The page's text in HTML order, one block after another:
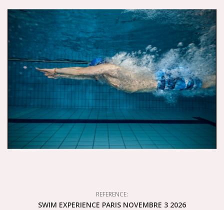
REFERENCE:
SWIM EXPERIENCE PARIS NOVEMBRE 3 2026